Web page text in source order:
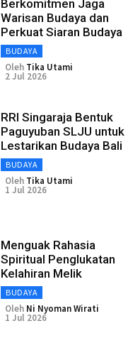
Berkomitmen Jaga
Warisan Budaya dan
Perkuat Siaran Budaya
BUDAYA
Oleh Tika Utami
2 Jul 2026
RRI Singaraja Bentuk
Paguyuban SLJU untuk
Lestarikan Budaya Bali
BUDAYA
Oleh Tika Utami
1 Jul 2026
Menguak Rahasia
Spiritual Penglukatan
Kelahiran Melik
BUDAYA
Oleh Ni Nyoman Wirati
1 Jul 2026